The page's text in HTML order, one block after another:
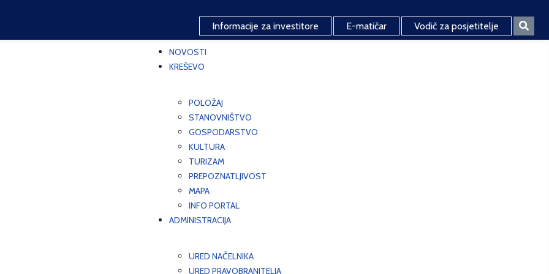
Informacije za investitore E-matičar Vodič za posjetitelje
NOVOSTI
KREŠEVO
POLOŽAJ
STANOVNIŠTVO
GOSPODARSTVO
KULTURA
TURIZAM
PREPOZNATLJIVOST
MAPA
INFO PORTAL
ADMINISTRACIJA
URED NAČELNIKA
URED PRAVOBRANITELJA